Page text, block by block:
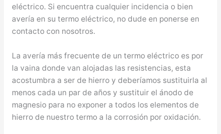
eléctrico. Si encuentra cualquier incidencia o bien
avería en su termo eléctrico, no dude en ponerse en
contacto con nosotros.
La avería más frecuente de un termo eléctrico es por
la vaina donde van alojadas las resistencias, esta
acostumbra a ser de hierro y deberíamos sustituirla al
menos cada un par de años y sustituir el ánodo de
magnesio para no exponer a todos los elementos de
hierro de nuestro termo a la corrosión por oxidación.